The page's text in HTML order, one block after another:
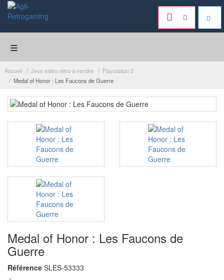
≡
Accueil Jeux vidéo rétro à vendre
Playstation 2
Medal of Honor : Les Faucons de Guerre
Medal of Honor : Les Faucons de
Guerre
Référence SLES-53333